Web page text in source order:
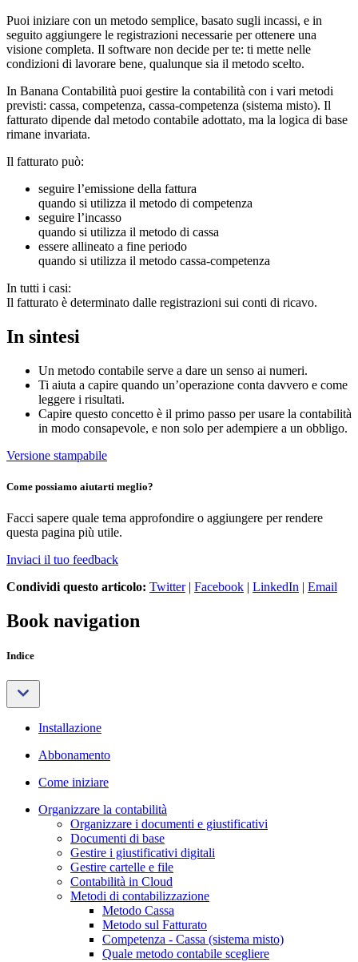
Puoi iniziare con un metodo semplice, basato sugli incassi, e in
seguito aggiungere le registrazioni necessarie per ottenere una
visione completa. Il software non decide per te: ti mette nelle
condizioni di lavorare bene, qualunque sia il metodo scelto.
In Banana Contabilità puoi gestire la contabilità con i vari metodi
previsti: cassa, competenza, cassa-competenza (sistema misto). Il
fatturato dipende dal metodo contabile adottato, ma la logica di base
rimane invariata.
Il fatturato può:
seguire l’emissione della fattura
quando si utilizza il metodo di competenza
seguire l’incasso
quando si utilizza il metodo di cassa
essere allineato a fine periodo
quando si utilizza il metodo cassa-competenza
In tutti i casi:
Il fatturato è determinato dalle registrazioni sui conti di ricavo.
In sintesi
Un metodo contabile serve a dare un senso ai numeri.
Ti aiuta a capire quando un’operazione conta davvero e come
leggere i risultati.
Capire questo concetto è il primo passo per usare la contabilità
in modo consapevole, e non solo per adempiere a un obbligo.
Versione stampabile
Come possiamo aiutarti meglio?
Facci sapere quale tema approfondire o aggiungere per rendere
questa pagina più utile.
Inviaci il tuo feedback
Condividi questo articolo: Twitter| Facebook | LinkedIn | Email
Book navigation
Indice
Installazione
Abbonamento
Come iniziare
Organizzare la contabilità
Organizzare i documenti e giustificativi
Documenti di base
Gestire i giustificativi digitali
Gestire cartelle e file
Contabilità in Cloud
Metodi di contabilizzazione
Metodo Cassa
Metodo sul Fatturato
Competenza - Cassa (sistema misto)
Quale metodo contabile scegliere